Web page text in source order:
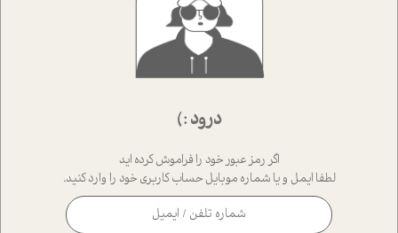
درود :)
اگر رمز عبور خود را فراموش کرده اید
لطفا ایمل و یا شماره موبایل حساب کاربری خود را وارد کنید.